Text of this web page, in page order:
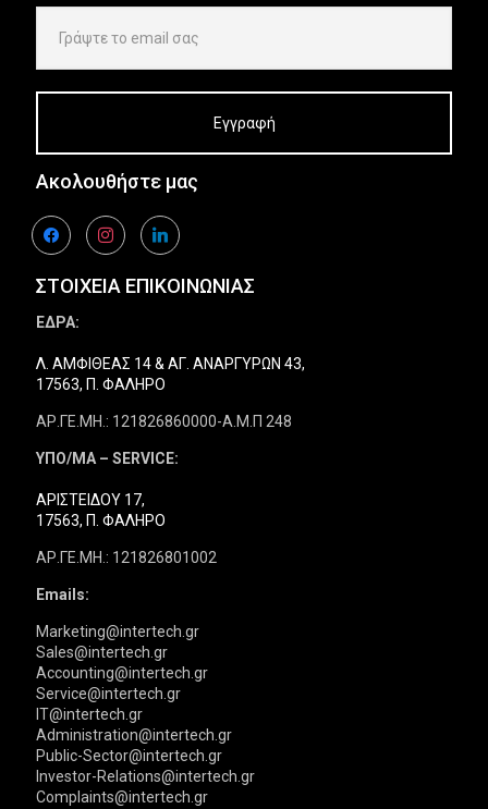
Ακολουθήστε μας
facebookinstagramlinkedin
ΣΤΟΙΧΕΙΑ ΕΠΙΚΟΙΝΩΝΙΑΣ
ΕΔΡΑ:
Λ. ΑΜΦΙΘΕΑΣ 14 & ΑΓ. ΑΝΑΡΓΥΡΩΝ 43,
17563, Π. ΦΑΛΗΡΟ
ΑΡ.ΓΕ.ΜΗ.: 121826860000-Α.Μ.Π 248
ΥΠΟ/ΜΑ – SERVICE:
ΑΡΙΣΤΕΙΔΟΥ 17,
17563, Π. ΦΑΛΗΡΟ
ΑΡ.ΓΕ.ΜΗ.: 121826801002
Emails:
Marketing@intertech.gr
Sales@intertech.gr
Accounting@intertech.gr
Service@intertech.gr
IT@intertech.gr
Administration@intertech.gr
Public-Sector@intertech.gr
Investor-Relations@intertech.gr
Complaints@intertech.gr